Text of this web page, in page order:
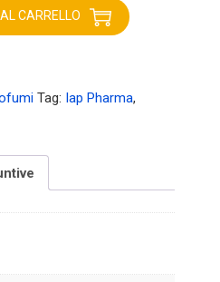
CARRELLO
Tag: Iap Pharma,